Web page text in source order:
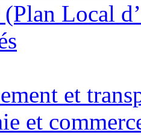
Local
et
et